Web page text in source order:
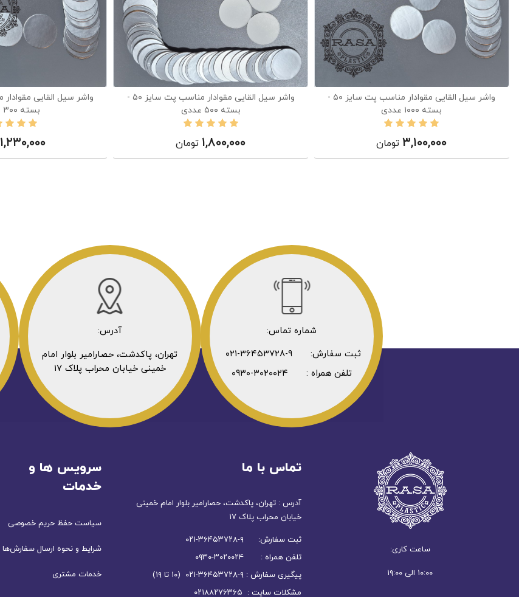
بسته ۳۰۰ عددی
۱,۲۳۰,۰۰۰
واشر سیل القایی مقوادار مناسب پت سایز ۵۰ -
بسته ۵۰۰ عددی
۱,۸۰۰,۰۰۰ تومان
واشر سیل القایی مقوادار مناسب پت سایز ۵۰ -
بسته ۱۰۰۰ عددی
۳,۱۰۰,۰۰۰ تومان
شماره تماس:
ثبت سفارش: ۹-۳۶۴۵۳۷۲۸-۰۲۱
تلفن همراه : ۳۰۲۰۰۲۴-۰۹۳۰
آدرس:
تهران، پاکدشت، حصارامیر بلوار امام
خمینی خیابان محراب پلاک ۱۷
ساعت کاری:
۱۰:۰۰ الی ۱۹:۰۰
تماس با ما
آدرس : تهران، پاکدشت، حصارامیر بلوار امام خمینی
خیابان محراب پلاک ۱۷
ثبت سفارش: ۹-۳۶۴۵۳۷۲۸-۰۲۱
تلفن همراه : ۳۰۲۰۰۲۴-۰۹۳۰
پیگیری سفارش : ۹-۳۶۴۵۳۷۲۸-۰۲۱ (۱۰ تا ۱۹)
مشکلات سایت : ۰۲۱۸۸۲۷۶۳۶۵
سرویس ها و
خدمات
سیاست حفظ حریم خصوصی
شرایط و نحوه ارسال سفارش‌ها
خدمات مشتری